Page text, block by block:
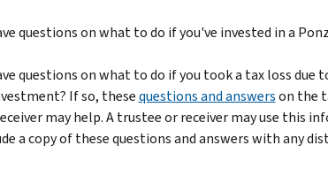
questions on what to do if you've invested in a
questions on what to do if you took a tax loss
If so, thesequestions and answerson the
may help. A trustee or receiver may use this
a copy of these questions and answers with any